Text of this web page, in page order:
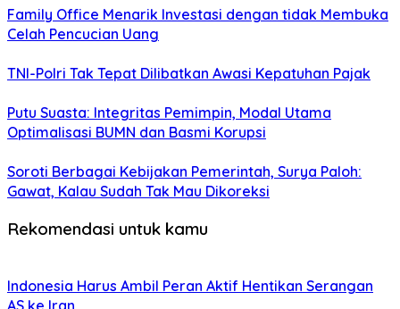
Family Office Menarik Investasi dengan tidak Membuka
Celah Pencucian Uang
TNI-Polri Tak Tepat Dilibatkan Awasi Kepatuhan Pajak
Putu Suasta: Integritas Pemimpin, Modal Utama
Optimalisasi BUMN dan Basmi Korupsi
Soroti Berbagai Kebijakan Pemerintah, Surya Paloh:
Gawat, Kalau Sudah Tak Mau Dikoreksi
Rekomendasi untuk kamu
Indonesia Harus Ambil Peran Aktif Hentikan Serangan
AS ke Iran